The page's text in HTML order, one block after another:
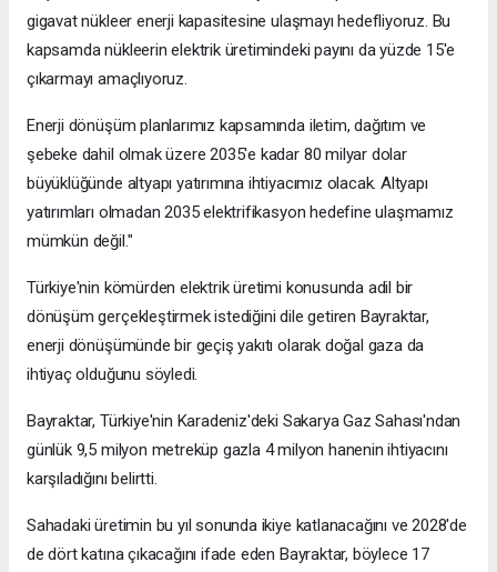
gigavat nükleer enerji kapasitesine ulaşmayı hedefliyoruz. Bu
kapsamda nükleerin elektrik üretimindeki payını da yüzde 15'e
çıkarmayı amaçlıyoruz.
Enerji dönüşüm planlarımız kapsamında iletim, dağıtım ve
şebeke dahil olmak üzere 2035'e kadar 80 milyar dolar
büyüklüğünde altyapı yatırımına ihtiyacımız olacak. Altyapı
yatırımları olmadan 2035 elektrifikasyon hedefine ulaşmamız
mümkün değil."
Türkiye'nin kömürden elektrik üretimi konusunda adil bir
dönüşüm gerçekleştirmek istediğini dile getiren Bayraktar,
enerji dönüşümünde bir geçiş yakıtı olarak doğal gaza da
ihtiyaç olduğunu söyledi.
Bayraktar, Türkiye'nin Karadeniz'deki Sakarya Gaz Sahası'ndan
günlük 9,5 milyon metreküp gazla 4 milyon hanenin ihtiyacını
karşıladığını belirtti.
Sahadaki üretimin bu yıl sonunda ikiye katlanacağını ve 2028'de
de dört katına çıkacağını ifade eden Bayraktar, böylece 17